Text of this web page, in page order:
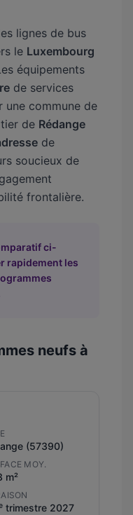
lignes de bus
le Luxembourg
équipements
de services
une commune de
de Rédange
de
soucieux de
frontalière.
ci-
rapidement les
neufs à
(57390)
MOY.
m²
trimestre 2027